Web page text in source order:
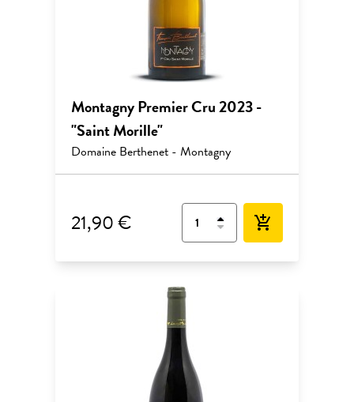
Montagny Premier Cru 2023 -
"Saint Morille"
Domaine Berthenet - Montagny
21,90 € add_shopping_cart